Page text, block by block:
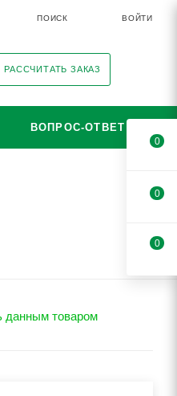
ПОИСК ВОЙТИ
РАССЧИТАТЬ ЗАКАЗ
ВОПРОС-ОТВЕТ
данным товаром
0
0
0